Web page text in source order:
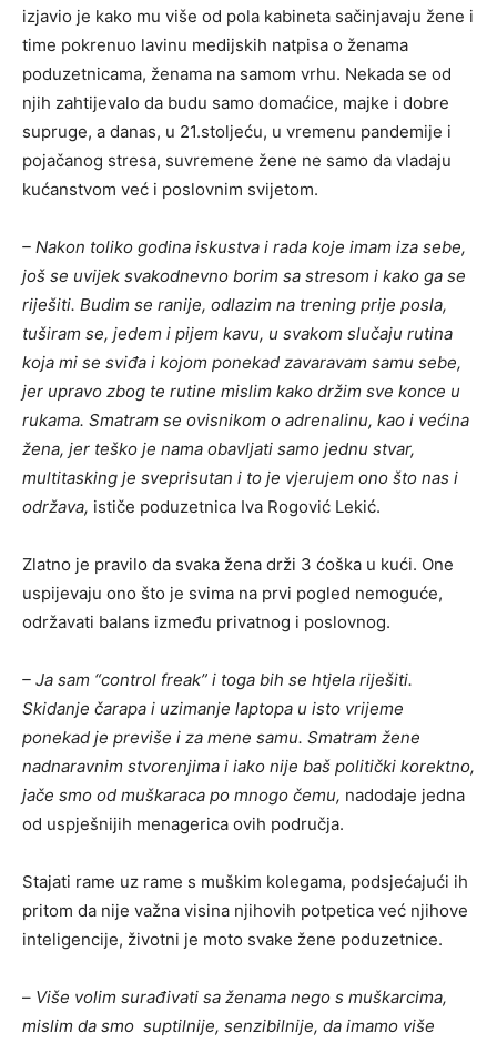
izjavio je kako mu više od pola kabineta sačinjavaju žene i
time pokrenuo lavinu medijskih natpisa o ženama
poduzetnicama, ženama na samom vrhu. Nekada se od
njih zahtijevalo da budu samo domaćice, majke i dobre
supruge, a danas, u 21.stoljeću, u vremenu pandemije i
pojačanog stresa, suvremene žene ne samo da vladaju
kućanstvom već i poslovnim svijetom.
– Nakon toliko godina iskustva i rada koje imam iza sebe,
još se uvijek svakodnevno borim sa stresom i kako ga se
riješiti. Budim se ranije, odlazim na trening prije posla,
tuširam se, jedem i pijem kavu, u svakom slučaju rutina
koja mi se sviđa i kojom ponekad zavaravam samu sebe,
jer upravo zbog te rutine mislim kako držim sve konce u
rukama. Smatram se ovisnikom o adrenalinu, kao i većina
žena, jer teško je nama obavljati samo jednu stvar,
multitasking je sveprisutan i to je vjerujem ono što nas i
održava, ističe poduzetnica Iva Rogović Lekić.
Zlatno je pravilo da svaka žena drži 3 ćoška u kući. One
uspijevaju ono što je svima na prvi pogled nemoguće,
održavati balans između privatnog i poslovnog.
– Ja sam “control freak” i toga bih se htjela riješiti.
Skidanje čarapa i uzimanje laptopa u isto vrijeme
ponekad je previše i za mene samu. Smatram žene
nadnaravnim stvorenjima i iako nije baš politički korektno,
jače smo od muškaraca po mnogo čemu, nadodaje jedna
od uspješnijih menagerica ovih područja.
Stajati rame uz rame s muškim kolegama, podsjećajući ih
pritom da nije važna visina njihovih potpetica već njihove
inteligencije, životni je moto svake žene poduzetnice.
– Više volim surađivati sa ženama nego s muškarcima,
mislim da smo suptilnije, senzibilnije, da imamo više